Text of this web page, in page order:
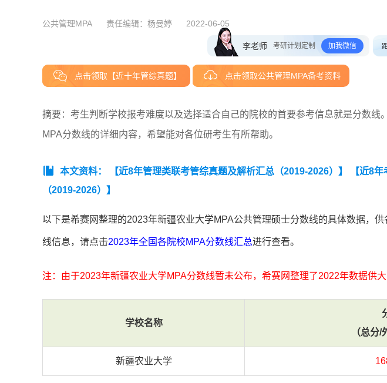
公共管理MPA 责任编辑：杨曼婷 2022-06-05
李老师 考研计划定制 加我微信
点击领取【近十年管综真题】 点击领取公共管理MPA备考资料
摘要：考生判断学校报考难度以及选择适合自己的院校的首要参考信息就是分数线
MPA分数线的详细内容，希望能对各位研考生有所帮助。
本文资料： 【近8年管理类联考管综真题及解析汇总（2019-2026）】
【近8
（2019-2026）】
以下是希赛网整理的2023年新疆农业大学MPA公共管理硕士分数线的具体数据，
线信息，请点击2023年全国各院校MPA分数线汇总进行查看。
注：由于2023年新疆农业大学MPA分数线暂未公布，希赛网整理了2022年数据供
学校名称
（总分/
新疆农业大学